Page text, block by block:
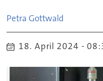
Petra Gottwald
18. April 2024 -